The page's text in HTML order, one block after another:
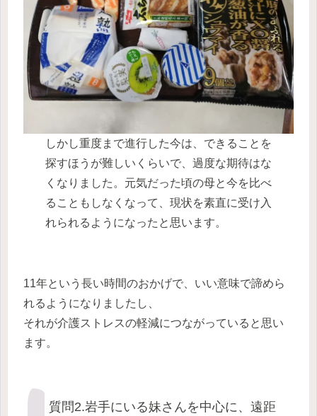
しかし重度まで進行した今は、できることを
探すほうが難しいくらいで、過度な期待はな
くなりました。元気だった頃の母と今を比べ
ることもしなくなって、現状を素直に受け入
れられるようになったと思います。
11年という長い時間のおかげで、いい意味で諦めら
れるようになりましたし、
それが介護ストレスの軽減につながっていると思い
ます。
質問2.岩手にいる妹さんを中心に、遠距